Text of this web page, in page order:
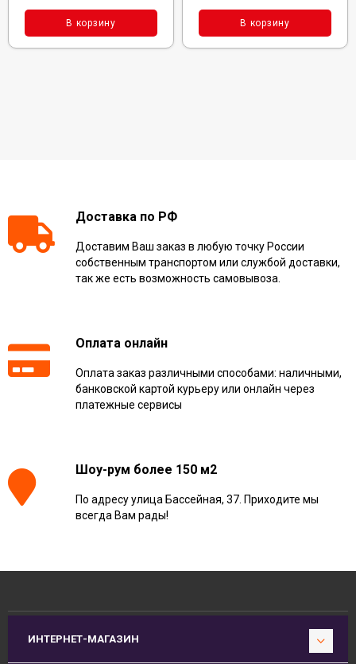
В корзину В корзину
Доставка по РФ
Доставим Ваш заказ в любую точку России
собственным транспортом или службой доставки,
так же есть возможность самовывоза.
Оплата онлайн
Оплата заказ различными способами: наличными,
банковской картой курьеру или онлайн через
платежные сервисы
Шоу-рум более 150 м2
По адресу улица Бассейная, 37. Приходите мы
всегда Вам рады!
ИНТЕРНЕТ-МАГАЗИН